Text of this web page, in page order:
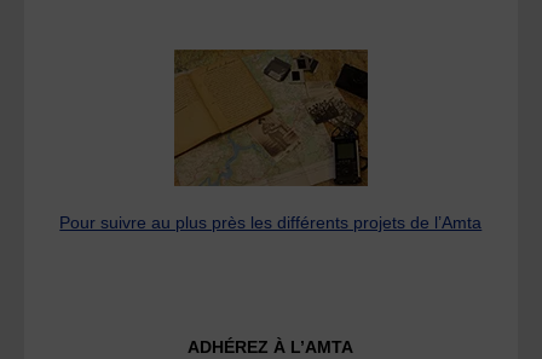
Pour suivre au plus près les différents projets de l’Amta
ADHÉREZ À L’AMTA